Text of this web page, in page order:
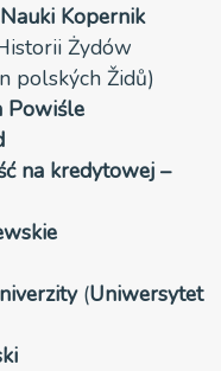
Kopernik
Żydów
polských Židů)
Powiśle
na kredytowej –
(Uniwersytet